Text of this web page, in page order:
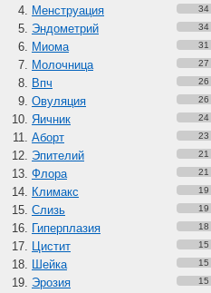
Менструация 34
Эндометрий 34
Миома 31
Молочница 27
Впч 26
Овуляция 26
Яичник 24
Аборт 23
Эпителий 21
Флора 21
Климакс 19
Слизь 19
Гиперплазия 18
Цистит 15
Шейка 15
Эрозия 15